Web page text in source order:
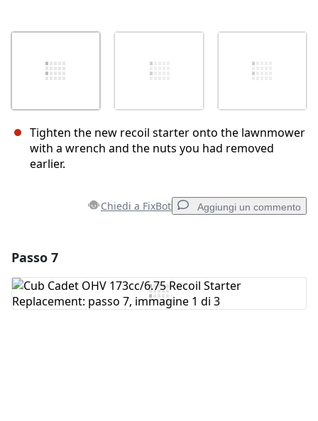
Tighten the new recoil starter onto the lawnmower
with a wrench and the nuts you had removed
earlier.
Chiedi a FixBot Aggiungi un commento
Aggiungi Commento
Passo 7